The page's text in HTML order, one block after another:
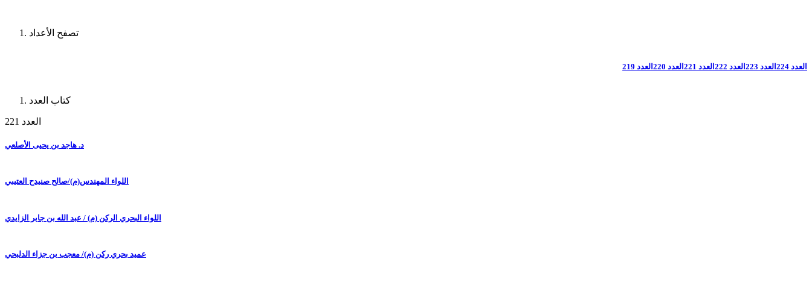
تصفح الأعداد
العدد 224 العدد 223 العدد 222 العدد 221 العدد 220 العدد 219
كتاب العدد
العدد 221
د. هاجد بن يحيى الأصلعي
اللواء المهندس(م)/صالح صنيدح العتيبي
اللواء البحري الركن (م) / عبد الله بن جابر الزايدي
عميد بحري ركن (م)/ معجب بن جزاء الدلبحي